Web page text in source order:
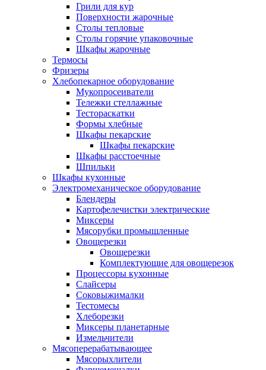
Грили для кур
Поверхности жарочные
Столы тепловые
Столы горячие упаковочные
Шкафы жарочные
Термосы
Фризеры
Хлебопекарное оборудование
Мукопросеиватели
Тележки стеллажные
Тестораскатки
Формы хлебные
Шкафы пекарские
Шкафы пекарские
Шкафы расстоечные
Шпильки
Шкафы кухонные
Электромеханическое оборудование
Блендеры
Картофелечистки электрические
Миксеры
Мясорубки промышленные
Овощерезки
Овощерезки
Комплектующие для овощерезок
Процессоры кухонные
Слайсеры
Соковыжималки
Тестомесы
Хлеборезки
Миксеры планетарные
Измельчители
Мясоперерабатывающее
Мясорыхлители